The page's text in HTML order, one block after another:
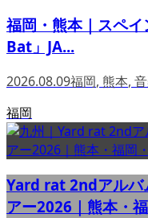
福岡・熊本｜スペ
Bat」JA...
2026.08.09福岡, 熊本,
福岡
Yard rat 2ndアル
アー2026｜熊本・